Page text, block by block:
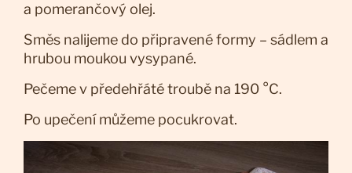
a pomerančový olej.
Směs nalijeme do připravené formy – sádlem a
hrubou moukou vysypané.
Pečeme v předehřáté troubě na 190 °C.
Po upečení můžeme pocukrovat.